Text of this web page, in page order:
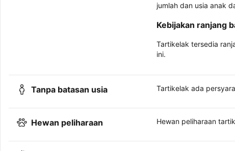
jumlah dan usia anak
Kebijakan ranjang
Tartikelak tersedia
ini.
Tanpa batasan usia Tartikelak ada
Hewan peliharaan Hewan peliharaan